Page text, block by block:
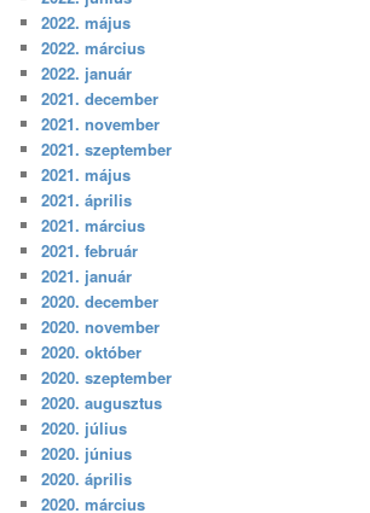
2022. május
2022. március
2022. január
2021. december
2021. november
2021. szeptember
2021. május
2021. április
2021. március
2021. február
2021. január
2020. december
2020. november
2020. október
2020. szeptember
2020. augusztus
2020. július
2020. június
2020. április
2020. március